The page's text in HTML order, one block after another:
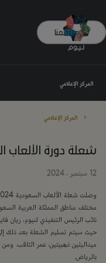
تواصل معنا
المركز الإعلامي
المركز الإعلامي
شعلة دورة الألعاب السعودية
12 سبتمبر ، 2024
مختلف مناطق المملكة العربية
نائب الرئيس التنفيذي لنيوم، ريان
حيث سيتم تسليم الشعلة بعد ذلك
ميداليتين ذهبيتين، عمر الثاقب. ومن
بالرياض.